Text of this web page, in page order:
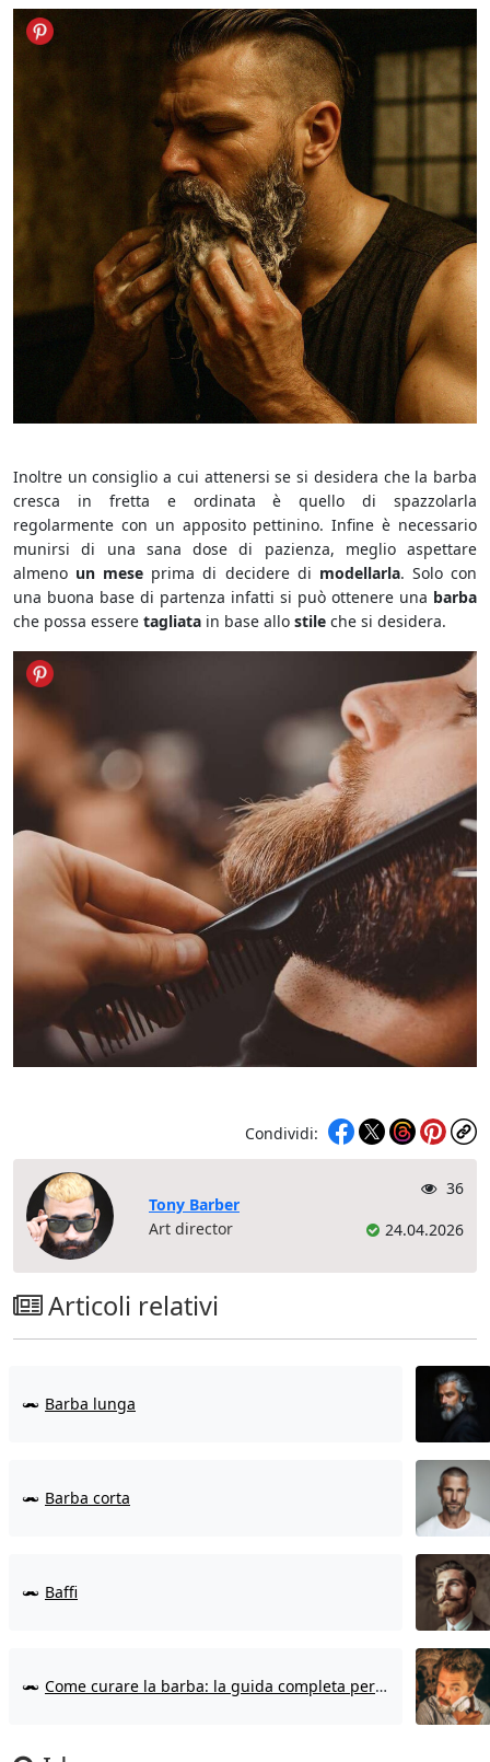
Inoltre un consiglio a cui attenersi se si desidera che la barba
cresca in fretta e ordinata è quello di spazzolarla
regolarmente con un apposito pettinino. Infine è necessario
munirsi di una sana dose di pazienza, meglio aspettare
almeno un mese prima di decidere di modellarla. Solo con
una buona base di partenza infatti si può ottenere una barba
che possa essere tagliata in base allo stile che si desidera.
Condividi:
Tony Barber
Art director
36
24.04.2026
Articoli relativi
Barba lunga
Barba corta
Baffi
Come curare la barba: la guida completa per ogni tipo di barba